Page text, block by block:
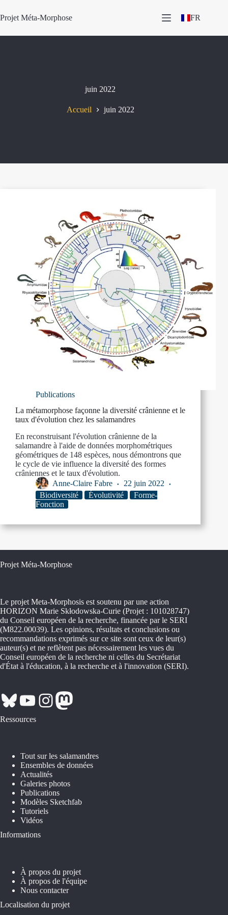
au
contenu
Projet Méta-Morphose FR
juin 2022
Accueil juin 2022
Publications
La métamorphose façonne la diversité crânienne et le
taux d'évolution chez les salamandres
En reconstruisant l'évolution crânienne de la
salamandre à l'aide de données morphométriques
géométriques de 148 espèces, nous démontrons que
le cycle de vie influence la diversité des formes
crâniennes et le taux d'évolution.
Anne-Claire Fabre
22 juin 2022
Biodiversité
Évolutivité
Forme-
Fonction
Projet Méta-Morphose
Le projet Meta-Morphosis est soutenu par une action
HORIZON Marie Skłodowska-Curie (Projet : 101028747)
du Conseil européen de la recherche, financée par le SERI
(M822.00039). Les opinions, résultats et conclusions ou
recommandations exprimés sur ce site sont ceux de leur(s)
auteur(s) et ne reflètent pas nécessairement les vues du
Conseil européen de la recherche ni celles du Secrétariat
d'État à l'éducation, à la recherche et à l'innovation (SERI).
Bluesky
YouTube
Instagram
Mastodon
Ressources
Tout sur les salamandres
Ensembles de données
Actualités
Galeries photos
Publications
Modèles Sketchfab
Tutoriels
Vidéos
Informations
À propos du projet
À propos de l'équipe
Nous contacter
Localisation du projet